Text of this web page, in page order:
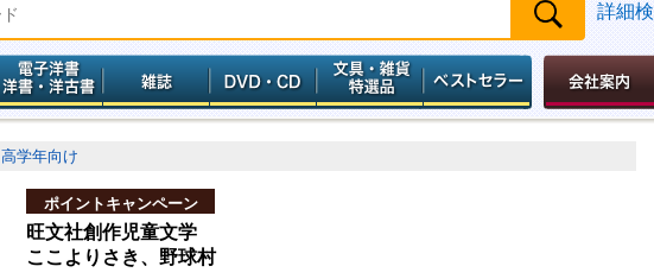
詳細
高学年向け
ポイントキャンペーン
旺文社創作児童文学
ここよりさき、野球村